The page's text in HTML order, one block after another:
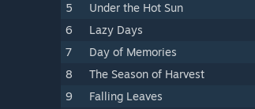
5
Under the Hot Sun
6
Lazy Days
7
Day of Memories
8
The Season of Harvest
9
Falling Leaves